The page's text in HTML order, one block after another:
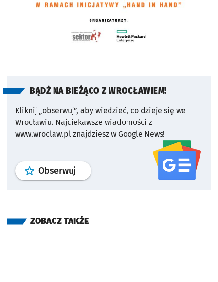
BĄDŹ NA BIEŻĄCO Z WROCŁAWIEM!
Kliknij „obserwuj”, aby wiedzieć, co dzieje się we
Wrocławiu. Najciekawsze wiadomości z
www.wroclaw.pl znajdziesz w Google News!
Obserwuj profil serwisu
ZOBACZ TAKŻE